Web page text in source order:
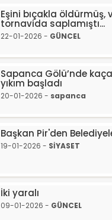
Eşini bıçakla öldürmüş,
tornavida saplamıştı...
22-01-2026 - GÜNCEL
Sapanca Gölü’nde
yıkım başladı
20-01-2026 - sapanca
Başkan Pir'den
19-01-2026 - SİYASET
İki yaralı
09-01-2026 - GÜNCEL